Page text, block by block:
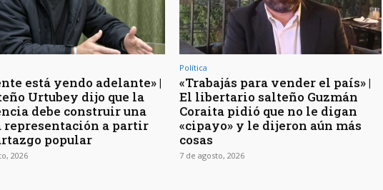
está yendo adelante» |
Urtubey dijo que la
debe construir una
representación a partir
popular
2026
Política
«Trabajás para vender el país» |
El libertario salteño Guzmán
Coraita pidió que no le digan
«cipayo» y le dijeron aún más
cosas
7 de agosto, 2026